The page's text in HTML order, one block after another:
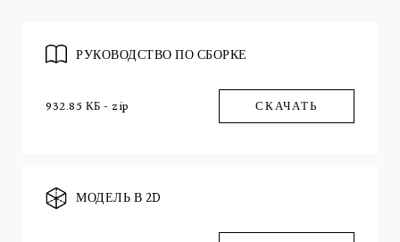
РУКОВОДСТВО ПО СБОРКЕ
932.85 КБ - zip СКАЧАТЬ
МОДЕЛЬ В 2D